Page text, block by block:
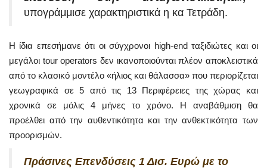
υπογράμμισε χαρακτηριστικά η κα Τετράδη.
Η ίδια επεσήμανε ότι οι σύγχρονοι high-end ταξιδιώτες και οι
μεγάλοι tour operators δεν ικανοποιούνται πλέον αποκλειστικά
από το κλασικό μοντέλο «ήλιος και θάλασσα» που περιορίζεται
γεωγραφικά σε 5 από τις 13 Περιφέρειες της χώρας και
χρονικά σε μόλις 4 μήνες το χρόνο. Η αναβάθμιση θα
προέλθει από την αυθεντικότητα και την ανθεκτικότητα των
προορισμών.
Πράσινες Επενδύσεις 1 Δισ. Ευρώ με το